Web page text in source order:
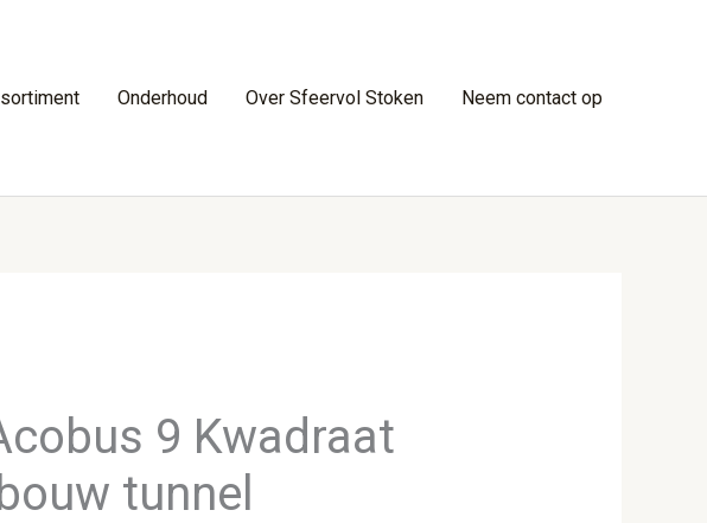
Onderhoud Over Sfeervol Stoken Neem contact op
9 Kwadraat
tunnel